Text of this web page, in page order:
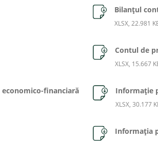
financiară
Bilanțul
XLSX, 22.981
Contul de
XLSX, 15.667
Informaţie
XLSX, 30.177
Informaţia